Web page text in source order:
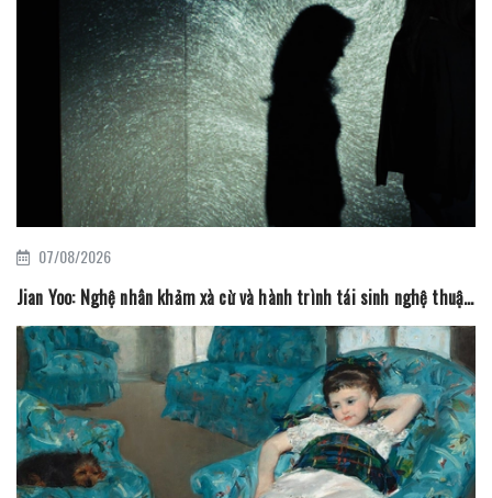
07/08/2026
Jian Yoo: Nghệ nhân khảm xà cừ và hành trình tái sinh nghệ thuật truyền thống Hàn Quốc